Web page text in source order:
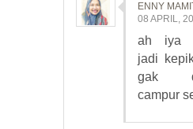
ENNY
08 APRIL,
ah iya
jadi
gak
campur